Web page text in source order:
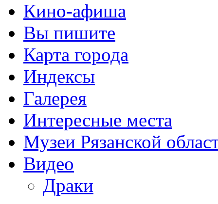
Кино-афиша
Вы пишите
Карта города
Индексы
Галерея
Интересные места
Музеи Рязанской
Видео
Драки